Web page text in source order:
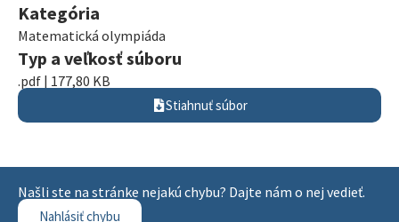
Kategória
Matematická olympiáda
Typ a veľkosť súboru
.pdf | 177,80 KB
Stiahnuť súbor
Našli ste na stránke nejakú chybu? Dajte nám o nej vedieť.
Nahlásiť chybu